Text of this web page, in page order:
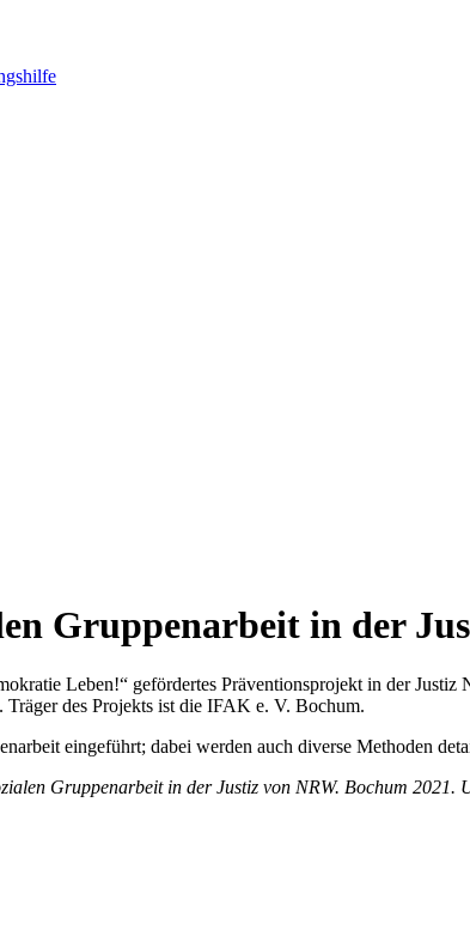
Gruppenarbeit in der
Leben!“ gefördertes Präventionsprojekt in der
des Projekts ist die IFAK e. V. Bochum.
eingeführt; dabei werden auch diverse Methoden
Gruppenarbeit in der Justiz von NRW. Bochum 2021.